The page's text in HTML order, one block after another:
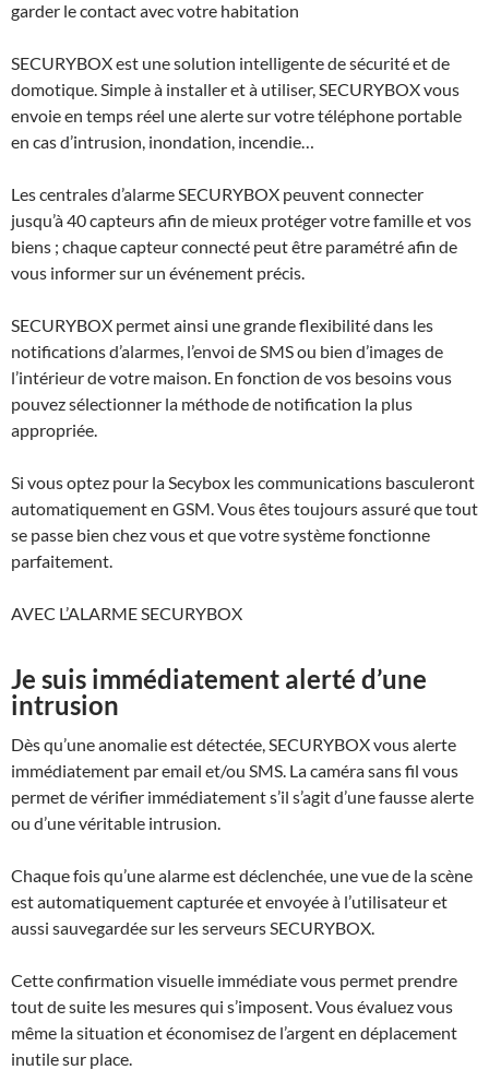
SECURYBOXest une solution intelligente de sécurité et de
domotique. Simple à installer et à utiliser, SECURYBOXvous
envoie en temps réel une alerte sur votre téléphone portable
en cas d’intrusion, inondation, incendie…
Les centrales d’alarme SECURYBOX peuvent connecter
jusqu’à 40 capteurs afin de mieux protéger votre famille et vos
biens ; chaque capteur connecté peut être paramétré afin de
vous informer sur un événement précis.
SECURYBOX permet ainsi une grande flexibilité dans les
notifications d’alarmes, l’envoi de SMS ou bien d’images de
l’intérieur de votre maison. En fonction de vos besoins vous
pouvez sélectionner la méthode de notification la plus
appropriée.
Si vous optez pour la Secybox les communications basculeront
automatiquement en GSM. Vous êtes toujours assuré que tout
se passe bien chez vous et que votre système fonctionne
parfaitement.
AVEC L’ALARME SECURYBOX
Je suis immédiatement alerté d’une
intrusion
Dès qu’une anomalie est détectée, SECURYBOXvous alerte
immédiatement par email et/ou SMS. La caméra sans fil vous
permet de vérifier immédiatement s’il s’agit d’une fausse alerte
ou d’une véritable intrusion.
Chaque fois qu’une alarme est déclenchée, une vue de la scène
est automatiquement capturée et envoyée à l’utilisateur et
aussi sauvegardée sur les serveurs SECURYBOX
Cette confirmation visuelle immédiate vous permet prendre
tout de suite les mesures qui s’imposent. Vous évaluez vous
même la situation et économisez de l’argent en déplacement
inutile sur place.